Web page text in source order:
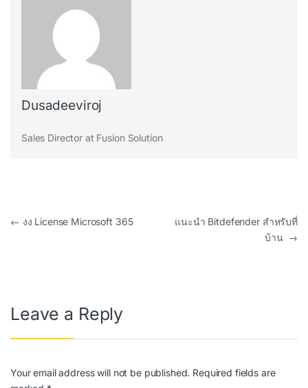
Dusadeeviroj
Sales Director at Fusion Solution
Post navigation
← งง License Microsoft 365
แนะนำ Bitdefender สำหรับที่
บ้าน →
Leave a Reply
Your email address will not be published. Required fields are